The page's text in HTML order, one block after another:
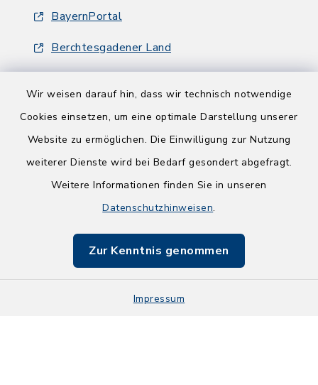
Wir weisen darauf hin, dass wir technisch notwendige
Cookies einsetzen, um eine optimale Darstellung unserer
Website zu ermöglichen. Die Einwilligung zur Nutzung
weiterer Dienste wird bei Bedarf gesondert abgefragt.
Weitere Informationen finden Sie in unseren
Datenschutzhinweisen.
Zur Kenntnis genommen
Impressum
BayernPortal
Berchtesgadener Land
Barrierefreiheit
Impressum
Sitemap